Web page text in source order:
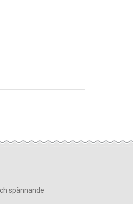
spännande